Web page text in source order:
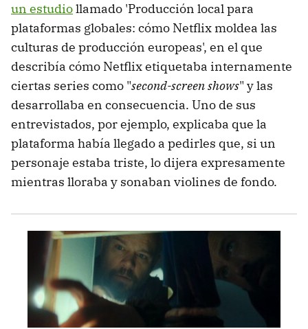
un estudiollamado 'Producción local para
plataformas globales: cómo Netflix moldea las
culturas de producción europeas', en el que
describía cómo Netflix etiquetaba internamente
ciertas series como "second-screen shows" y las
desarrollaba en consecuencia. Uno de sus
entrevistados, por ejemplo, explicaba que la
plataforma había llegado a pedirles que, si un
personaje estaba triste, lo dijera expresamente
mientras lloraba y sonaban violines de fondo.